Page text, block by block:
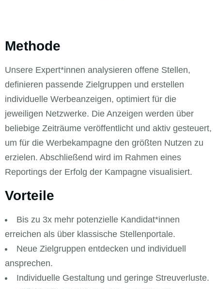
Methode
Unsere Expert*innen analysieren offene Stellen,
definieren passende Zielgruppen und erstellen
individuelle Werbeanzeigen, optimiert für die
jeweiligen Netzwerke. Die Anzeigen werden über
beliebige Zeiträume veröffentlicht und aktiv gesteuert,
um für die Werbekampagne den größten Nutzen zu
erzielen. Abschließend wird im Rahmen eines
Reportings der Erfolg der Kampagne visualisiert.
Vorteile
Bis zu 3x mehr potenzielle Kandidat*innen
erreichen als über klassische Stellenportale.
Neue Zielgruppen entdecken und individuell
ansprechen.
Individuelle Gestaltung und geringe Streuverluste.